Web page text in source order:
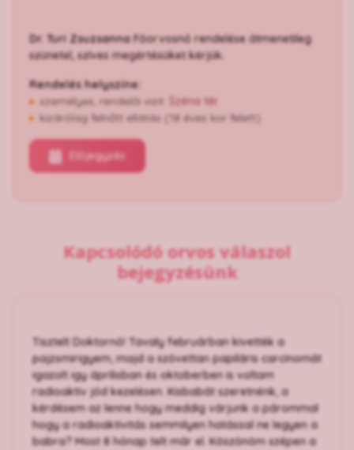
Dr. Turi ZsuzsannaFőorvosnő rendelése átmenetileg
szünetel, szíves megértésüket kérjük.
Rendelés helyszíne:
személyes, rendelői vizit:
Széna tér
kizárólag felnőtt ellátás (18 éves kor felett)
Előjegyzés
Kapcsolódó orvos válaszol
bejegyzésünk
Tisztelt Doktornő! Tavaly februárban kivették a
pajzsmirigyem, majd a szövettan papiláris carcinomát
igazolt igy áprilisban és oktoberben is voltam
radioaktiv jód kezelésen. Kisbabát szeretnénk, a
kérdésem az lenne hogy meddig várjunk a párommal
hogy a radioaktivitás semmilyen hatással ne legyen a
babra? Most 8 hónap telt már el. Köszönöm szépen a